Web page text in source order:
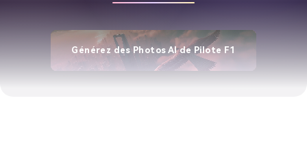
Générez des Photos AI de Pilote F1